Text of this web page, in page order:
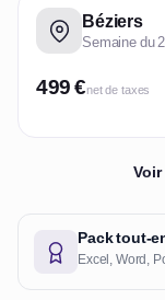
Béziers
Semaine du
499 €net de taxes
Pack tout-
Excel, Word,